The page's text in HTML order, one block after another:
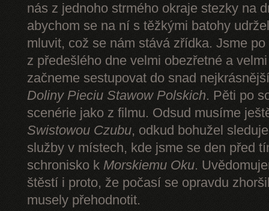
nás z jednoho strmého okraje stezky na
abychom se na ní s těžkými batohy
mluvit, což se nám stává zřídka. Jsme
z předešlého dne velmi obezřetné a
začneme sestupovat do snad
Doliny Pieciu Stawow Polskich. Pěti po
scenérie jako z filmu. Odsud musíme
Swistowou Czubu, odkud bohužel
služby v místech, kde jsme se den před
schronisko k Morskiemu Oku.
štěstí i proto, že počasí se opravdu
musely přehodnotit.